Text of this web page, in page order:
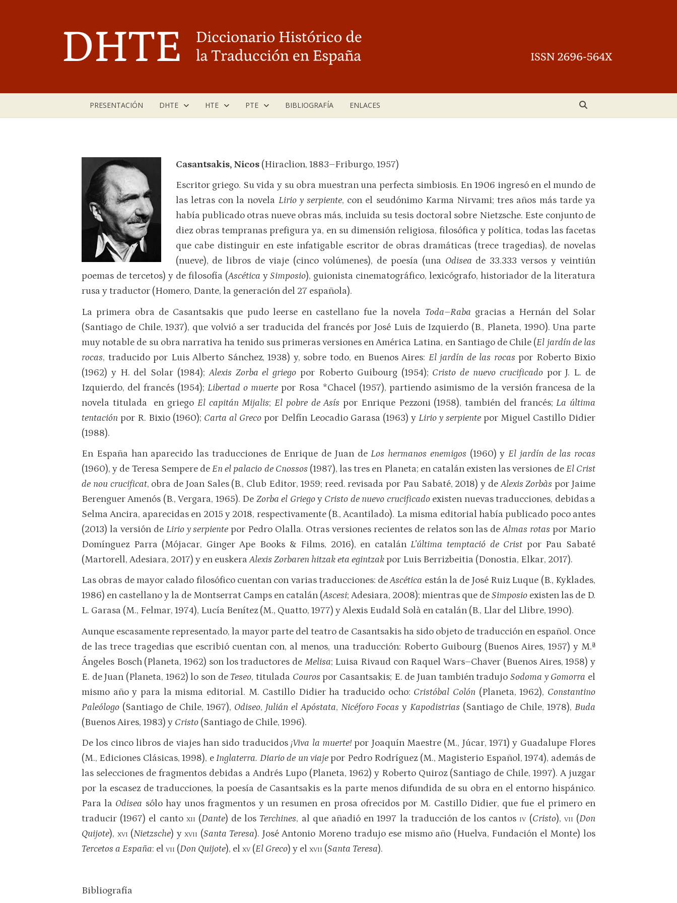
PRESENTACIÓN DHTE HTE PTE BIBLIOGRAFÍA ENLACES
Casantsakis, Nicos (Hiraclion, 1883–Friburgo, 1957)
Escritor griego. Su vida y su obra muestran una perfecta simbiosis. En 1906 ingresó en el mundo de
las letras con la novela Lirio y serpiente, con el seudónimo Karma Nirvami; tres años más tarde ya
había publicado otras nueve obras más, incluida su tesis doctoral sobre Nietzsche. Este conjunto de
diez obras tempranas prefigura ya, en su dimensión religiosa, filosófica y política, todas las facetas
que cabe distinguir en este infatigable escritor de obras dramáticas (trece tragedias), de novelas
(nueve), de libros de viaje (cinco volúmenes), de poesía (una Odisea de 33.333 versos y veintiún
poemas de tercetos) y de filosofía (Ascética ySimposio), guionista cinematográfico, lexicógrafo, historiador de la literatura
rusa y traductor (Homero, Dante, la generación del 27 española).
La primera obra de Casantsakis que pudo leerse en castellano fue la novela Toda–Raba gracias a Hernán del Solar
(Santiago de Chile, 1937), que volvió a ser traducida del francés por José Luis de Izquierdo (B., Planeta, 1990). Una parte
muy notable de su obra narrativa ha tenido sus primeras versiones en América Latina, en Santiago de Chile (El jardín de las
rocas, traducido por Luis Alberto Sánchez, 1938) y, sobre todo, en Buenos Aires: El jardín de las rocas por Roberto Bixio
(1962) y H. del Solar (1984);Alexis Zorba el griego por Roberto Guibourg (1954); Cristo de nuevo crucificado por J. L. de
Izquierdo, del francés (1954);Libertad o muerte por Rosa *Chacel (1957), partiendo asimismo de la versión francesa de la
novela titulada en griego El capitán Mijalis; El pobre de Asís por Enrique Pezzoni (1958), también del francés;La última
tentación por R. Bixio (1960); Carta al Greco por Delfín Leocadio Garasa (1963) y Lirio y serpiente por Miguel Castillo Didier
(1988).
En España han aparecido las traducciones de Enrique de Juan deLos hermanos enemigos (1960) y El jardín de las rocas
(1960), y de Teresa Sempere deEn el palacio de Cnossos (1987), las tres en Planeta; en catalán existen las versiones deEl Crist
de nou crucificat, obra de Joan Sales (B., Club Editor, 1959; reed. revisada por Pau Sabaté, 2018) y deAlexis Zorbàs por Jaime
Berenguer Amenós (B., Vergara, 1965). De Zorba el Griegoy Cristo de nuevo crucificadoexisten nuevas traducciones, debidas a
Selma Ancira, aparecidas en 2015 y 2018, respectivamente (B., Acantilado). La misma editorial había publicado poco antes
(2013) la versión de Lirio y serpiente por Pedro Olalla. Otras versiones recientes de relatos son las deAlmas rotas por Mario
Domínguez Parra (Mójacar, Ginger Ape Books & Films, 2016), en catalánL’última temptació de Crist por Pau Sabaté
(Martorell, Adesiara, 2017) y en euskeraAlexis Zorbaren hitzak eta egintzak por Luis Berrizbeitia (Donostia, Elkar, 2017).
Las obras de mayor calado filosófico cuentan con varias traducciones: deAscética están la de José Ruiz Luque (B., Kyklades,
1986) en castellano y la de Montserrat Camps en catalán (Ascesi; Adesiara, 2008); mientras que deSimposio existen las de D.
L. Garasa (M., Felmar, 1974), Lucía Benítez (M., Quatto, 1977) y Alexis Eudald Solà en catalán (B., Llar del Llibre, 1990).
Aunque escasamente representado, la mayor parte del teatro de Casantsakis ha sido objeto de traducción en español. Once
de las trece tragedias que escribió cuentan con, al menos, una traducción: Roberto Guibourg (Buenos Aires, 1957) y M.ª
Ángeles Bosch (Planeta, 1962) son los traductores de Melisa; Luisa Rivaud con Raquel Wars–Chaver (Buenos Aires, 1958) y
E. de Juan (Planeta, 1962) lo son de Teseo, titulada Couros por Casantsakis; E. de Juan también tradujoSodoma y Gomorra el
mismo año y para la misma editorial. M. Castillo Didier ha traducido ocho: Cristóbal Colón (Planeta, 1962), Constantino
Paleólogo (Santiago de Chile, 1967), Odiseo, Julián el Apóstata, Nicéforo FocasyKapodistrias (Santiago de Chile, 1978),Buda
(Buenos Aires, 1983) y Cristo (Santiago de Chile, 1996).
De los cinco libros de viajes han sido traducidos ¡Viva la muerte! por Joaquín Maestre (M., Júcar, 1971) y Guadalupe Flores
(M., Ediciones Clásicas, 1998), eInglaterra. Diario de un viaje por Pedro Rodríguez (M., Magisterio Español, 1974), además de
las selecciones de fragmentos debidas a Andrés Lupo (Planeta, 1962) y Roberto Quiroz (Santiago de Chile, 1997). A juzgar
por la escasez de traducciones, la poesía de Casantsakis es la parte menos difundida de su obra en el entorno hispánico.
Para la Odisea sólo hay unos fragmentos y un resumen en prosa ofrecidos por M. Castillo Didier, que fue el primero en
traducir (1967) el canto xii (Dante) de los Terchines, al que añadió en 1997 la traducción de los cantos iv (Cristo), vii (Don
Quijote), xvi (Nietzsche) yxvii (Santa Teresa). José Antonio Moreno tradujo ese mismo año (Huelva, Fundación el Monte) los
Tercetos a España: el vii (Don Quijote), el xv (El Greco) y el xvii (Santa Teresa).
Bibliografía